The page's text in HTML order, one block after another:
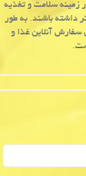
زمینه سلامت و تغذیه
داشته باشند. به طور
سفارش آنلاین غذا و